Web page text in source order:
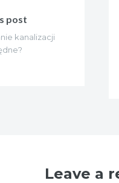
post
kanalizacji
Leave a